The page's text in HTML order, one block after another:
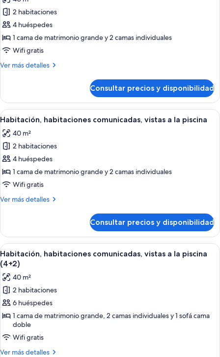
2+1)
las
fotos
de
Habitación
familiar,
al
2+2)
2 habitaciones
4 huéspedes
1 cama de matrimonio grande y 2 camas individuales
Wifi gratis
Ver más detalles
Más
familiar,
vistas
al
(Xtra,
2+2)
Consultar precios y disponibilidad
Abrir
todas
las
fotos
de
Habitación,
habitaciones
vistas
piscina
Habitación de hotel con dos camas,
5
Habitación, habitaciones comunicadas, vistas a la piscina
40 m²
2 habitaciones
4 huéspedes
1 cama de matrimonio grande y 2 camas individuales
Wifi gratis
Ver más detalles
Más
habitaciones
comunicadas,
vistas
a
la
piscina
Consultar precios y disponibilidad
Abrir
todas
las
fotos
de
Habitación,
habitaciones
comunicadas,
vistas
a
Habitación de hotel con dos camas,
5
Habitación, habitaciones comunicadas, vistas a la piscina
(4+2)
40 m²
2 habitaciones
6 huéspedes
1 cama de matrimonio grande, 2 camas individuales y 1 sofá cama
doble
Wifi gratis
Ver más detalles
Más